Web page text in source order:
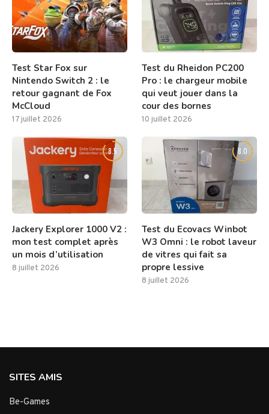
Test Star Fox sur
Nintendo Switch 2 : le
retour gagnant de Fox
McCloud
17 juillet 2026
Test du Rheidon PC200
Pro : le chargeur mobile
qui veut jouer dans la
cour des bornes
10 juillet 2026
8.5
Jackery Explorer 1000 V2 :
mon test complet après
un mois d’utilisation
8 juillet 2026
8.0
Test du Ecovacs Winbot
W3 Omni : le robot laveur
de vitres qui fait sa
propre lessive
8 juillet 2026
SITES AMIS
Be-Games